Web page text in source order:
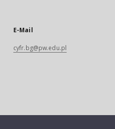
E-Mail
cyfr.bg@pw.edu.pl